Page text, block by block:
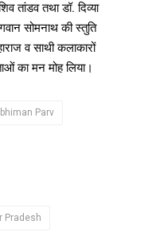
तांडव तथा डॉ. दिव्या
सोमनाथ की स्तुति
व साथी कलाकारों
का मन मोह लिया।
Parv
Pradesh